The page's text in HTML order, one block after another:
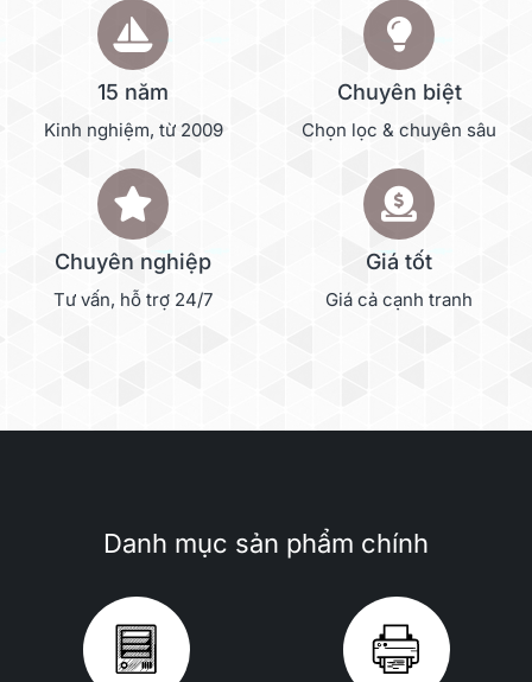
15 năm
Kinh nghiệm, từ 2009
Chuyên biệt
Chọn lọc & chuyên sâu
Chuyên nghiệp
Tư vấn, hỗ trợ 24/7
Giá tốt
Giá cả cạnh tranh
Danh mục sản phẩm chính